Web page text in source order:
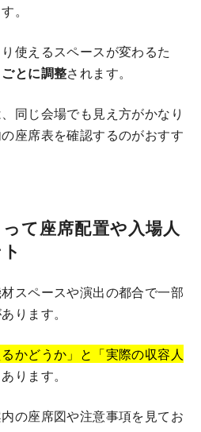
。
使えるスペースが変わるた
とに調整されます。
同じ会場でも見え方がかなり
座席表を確認するのがおすす
て座席配置や入場人
スペースや演出の都合で一部
ります。
るかどうか」と「実際の収容人
ります。
の座席図や注意事項を見てお